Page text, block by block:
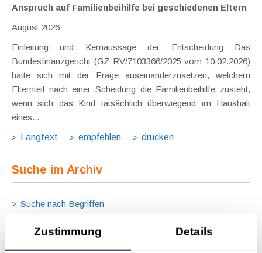
Zustimmung Details
Anspruch auf Familienbeihilfe bei geschiedenen Eltern
August 2026
Einleitung und Kernaussage der Entscheidung Das
Bundesfinanzgericht (GZ RV/7103366/2025 vom 10.02.2026)
hatte sich mit der Frage auseinanderzusetzen, welchem
Elternteil nach einer Scheidung die Familienbeihilfe zusteht,
wenn sich das Kind tatsächlich überwiegend im Haushalt
eines...
Langtext
empfehlen drucken
Suche im Archiv
Suche nach Begriffen
Suche in Schlagwortliste